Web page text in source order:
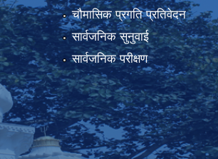
चौमासिक प्रगति प्रतिवेदन
सार्वजनिक सुनुवाई
सार्वजनिक परीक्षण